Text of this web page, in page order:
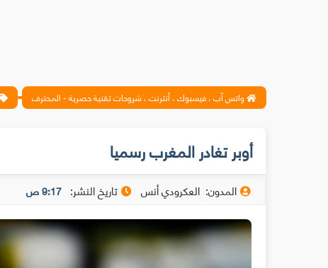
واتس آب ، فيسبوك ، أنترنت ، شروحات تقنية حصرية - المحترف
أوبر تغادر المغرب رسميا
المدون: العكرودي أنس تاريخ النشر: 9:17 ص